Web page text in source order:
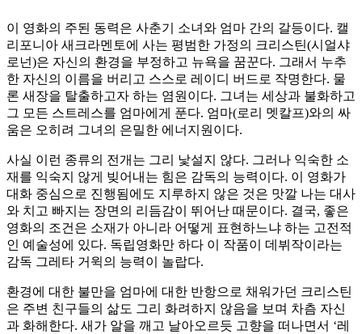
이 영화의 주된 동력은 사춘기 소녀와 엄마 간의 갈등이다. 캘
리포니아 새크라멘토에 사는 평범한 가정의 크리스틴(시얼샤
로넌)은 자신의 환경을 부정하고 뉴욕을 꿈꾼다. 그래서 누추
한 자신의 이름을 버리고 스스로 레이디 버드로 작명한다. 물
론 새장을 탈출하고자 하는 염원이다. 그녀는 세상과 불화하고
그 모든 스트레스를 엄마에게 푼다. 엄마(로리 멧칼프)와의 싸
움은 오히려 그녀의 은밀한 에너지원이다.
사실 이런 종류의 전개는 그리 낯설지 않다. 그러나 익숙한 소
재를 익숙지 않게 빚어내는 힘은 감독의 능력이다. 이 영화가
대화 중심으로 진행됨에도 지루하지 않은 것은 맛깔 나는 대사
와 치고 빠지는 장면의 리듬감이 뛰어난 때문이다. 결국, 좋은
영화의 조건은 소재가 아니라 어떻게 표현하느냐 하는 고전적
인 예술성에 있다. 독립영화만 하다 이 작품이 데뷔작이라는
감독 그레타 거윅의 능력이 놀랍다.
환경에 대한 불만을 엄마에 대한 반항으로 채워가던 크리스틴
은 주변 친구들의 삶도 그리 화려하지 않음을 보며 차츰 자신
과 화해한다. 새가 알을 깨고 날아오르듯 고향을 떠나면서 ‘레